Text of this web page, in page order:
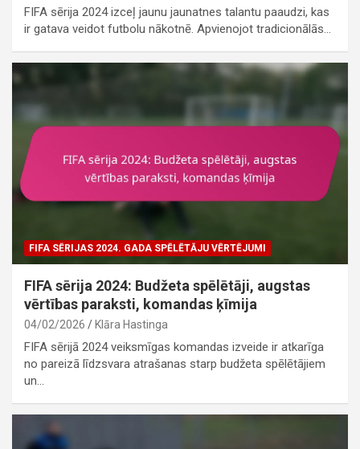
FIFA sērija 2024 izceļ jaunu jaunatnes talantu paaudzi, kas
ir gatava veidot futbolu nākotnē. Apvienojot tradicionālās…
FIFA SĒRIJAS 2024. GADA SPĒLĒTĀJU VĒRTĒJUMI
FIFA sērija 2024: Budžeta spēlētāji, augstas
vērtības paraksti, komandas ķīmija
04/02/2026 Klāra Hastinga
FIFA sērijā 2024 veiksmīgas komandas izveide ir atkarīga
no pareizā līdzsvara atrašanas starp budžeta spēlētājiem
un…